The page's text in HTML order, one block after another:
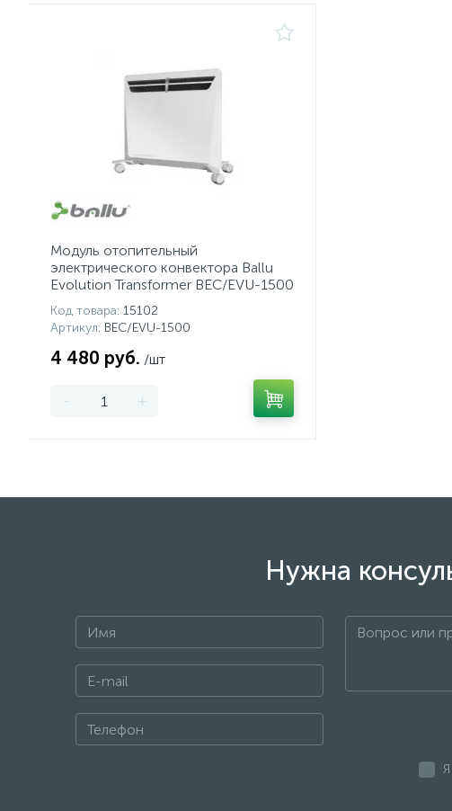
Модуль отопительный
электрического конвектора Ballu
Evolution Transformer BEC/EVU-1500
Код товара: 15102
Артикул: BEC/EVU-1500
4 480 руб. /шт
- +
Нужна